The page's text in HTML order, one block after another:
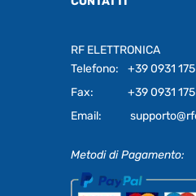
RF ELETTRONICA
Telefono:
+39 0931
Fax:
+39 0931
Email:
Metodi di Pagamento: